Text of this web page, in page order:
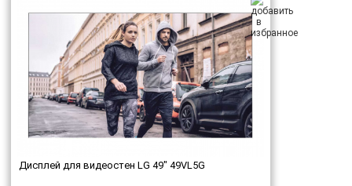
Дисплей для видеостен LG 49" 49VL5G